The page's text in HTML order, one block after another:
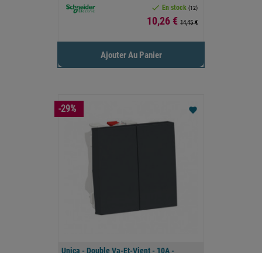
 En stock (12)
Prix
10,26 € 14,45 €
Ajouter Au Panier
Unica - Double Va-Et-Vient - 10A -
favorite
-29%